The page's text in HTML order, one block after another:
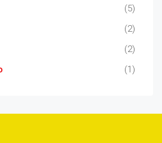
(5)
(2)
(2)
(1)